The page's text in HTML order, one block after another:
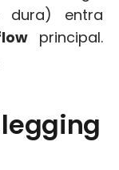
dura) entra
principal.